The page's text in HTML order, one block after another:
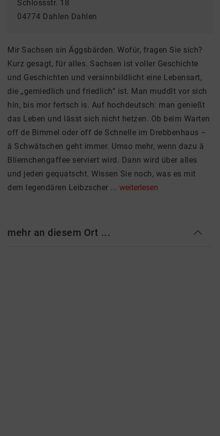
Schlossstr. 18
04774 Dahlen Dahlen
Mir Sachsen sin Äggsbärden. Wofür, fragen Sie sich?
Kurz gesagt, für alles. Sachsen ist voller Geschichte
und Geschichten und versinnbildlicht eine Lebensart,
die „gemiedlich und friedlich“ ist. Man muddlt vor sich
hin, bis mor fertsch is. Auf hochdeutsch: man genießt
das Leben und lässt sich nicht hetzen. Ob beim Warten
off de Bimmel oder off de Schnelle im Drebbenhaus –
ä Schwätschen geht immer. Umso mehr, wenn dazu ä
Bliemchengaffee serviert wird. Dann wird über alles
und jeden gequatscht. Wissen Sie noch, was es mit
dem legendären Leibzscher ... weiterlesen
mehr an diesem Ort ...